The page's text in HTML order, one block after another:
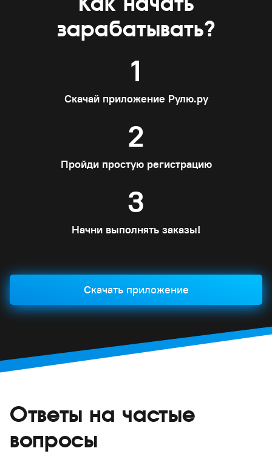
зарабатывать?
1
Скачай приложение Рулю.ру
2
Пройди простую регистрацию
3
Начни выполнять заказы!
Скачать приложение
Ответы на частые
вопросы